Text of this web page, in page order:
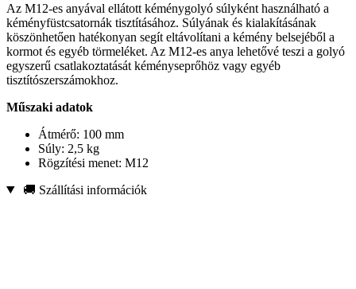
Az M12-es anyával ellátott kéménygolyó súlyként használható a
kéményfüstcsatornák tisztításához. Súlyának és kialakításának
köszönhetően hatékonyan segít eltávolítani a kémény belsejéből a
kormot és egyéb törmeléket. Az M12-es anya lehetővé teszi a golyó
egyszerű csatlakoztatását kéményseprőhöz vagy egyéb
tisztítószerszámokhoz.
Műszaki adatok
Átmérő: 100 mm
Súly: 2,5 kg
Rögzítési menet: M12
🚚 Szállítási információk